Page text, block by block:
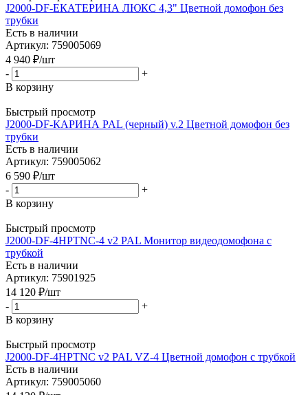
J2000-DF-ЕКАТЕРИНА ЛЮКС 4,3" Цветной домофон без
трубки
Есть в наличии
Артикул: 759005069
4 940 ₽/шт
-
+
В корзину
Быстрый просмотр
J2000-DF-КАРИНА PAL (черный) v.2 Цветной домофон без
трубки
Есть в наличии
Артикул: 759005062
6 590 ₽/шт
-
+
В корзину
Быстрый просмотр
J2000-DF-4HPTNC-4 v2 PAL Монитор видеодомофона с
трубкой
Есть в наличии
Артикул: 75901925
14 120 ₽/шт
-
+
В корзину
Быстрый просмотр
J2000-DF-4HPTNC v2 PAL VZ-4 Цветной домофон с трубкой
Есть в наличии
Артикул: 759005060